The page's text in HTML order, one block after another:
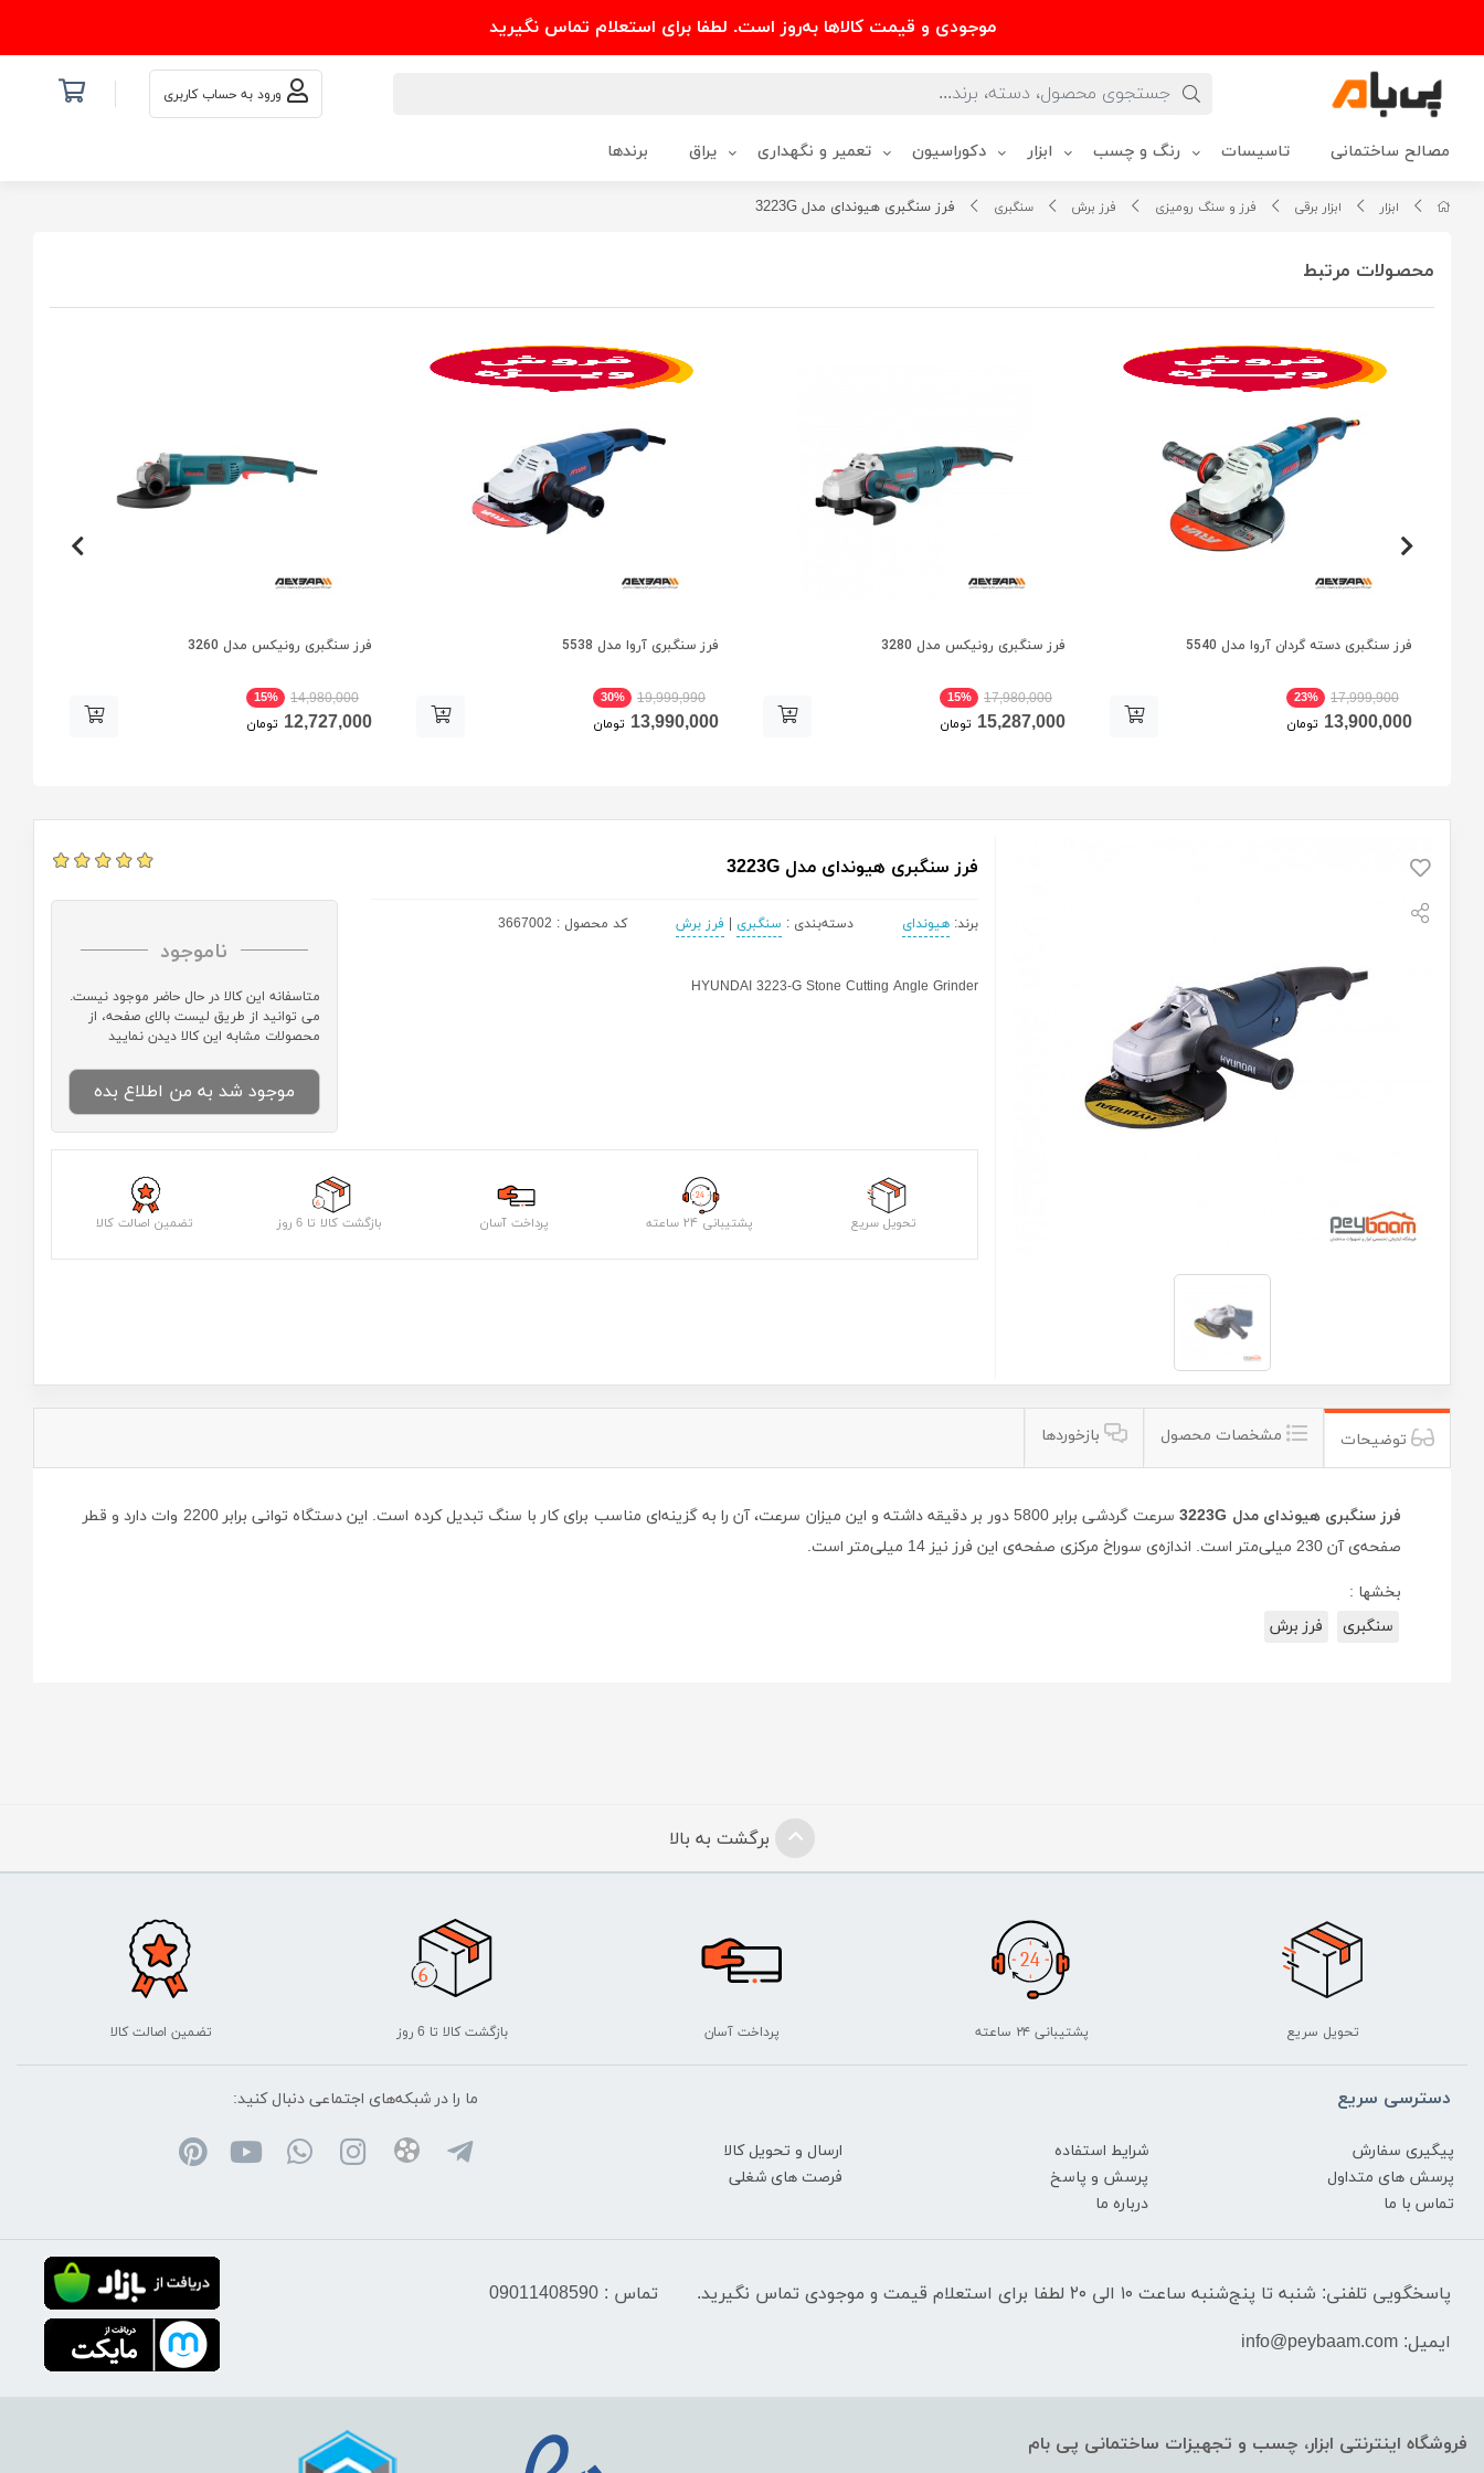
موجودی و قیمت کالاها به‌روز است. لطفا برای استعلام تماس نگیرید
ورود به حساب کاربری
مصالح ساختمانی تاسیسات رنگ و چسب ابزار دکوراسیون تعمیر و نگهداری یراق برندها
ابزار ابزار برقی فرز و سنگ رومیزی فرز برش سنگبری فرز سنگبری هیوندای مدل 3223G
محصولات مرتبط
فرز سنگبری دسته گردان آروا مدل 5540
23% 17,999,900
13,900,000 تومان
فرز سنگبری رونیکس مدل 3280
15% 17,980,000
15,287,000 تومان
فرز سنگبری آروا مدل 5538
30% 19,999,990
13,990,000 تومان
فرز سنگبری رونیکس مدل 3260
15% 14,980,000
12,727,000 تومان
فرز سنگبری هیوندای مدل 3223G
برند:هیوندای دسته‌بندی : سنگبری فرز برش کد محصول : 3667002
HYUNDAI 3223-G Stone Cutting Angle Grinder
ناموجود
متاسفانه این کالا در حال حاضر موجود نیست.
می توانید از طریق لیست بالای صفحه، از
محصولات مشابه این کالا دیدن نمایید
موجود شد به من اطلاع بده
تحویل سریع پشتیبانی ۲۴ ساعته پرداخت آسان بازگشت کالا تا 6 روز تضمین اصالت کالا
توضیحات مشخصات محصول بازخوردها
فرز سنگبری هیوندای مدل 3223G
سرعت گردشی برابر 5800 دور بر دقیقه داشته و این میزان سرعت، آن را به گزینه‌ای مناسب برای کار با سنگ تبدیل کرده است. این دستگاه توانی برابر 2200 وات دارد و قطر
صفحه‌ی آن 230 میلی‌متر است. اندازه‌ی سوراخ مرکزی صفحه‌ی این فرز نیز 14 میلی‌متر است.
بخشها :
سنگبری
فرز برش
برگشت به بالا
تحویل سریع پشتیبانی ۲۴ ساعته پرداخت آسان بازگشت کالا تا 6 روز تضمین اصالت کالا
دسترسی سریع
پیگیری سفارش شرایط استفاده
ارسال و تحویل کالا
پرسش های متداول
پرسش و پاسخ
فرصت های شغلی
تماس با ما
درباره ما
ما را در شبکه‌های اجتماعی دنبال کنید:
پاسخگویی تلفنی: شنبه تا پنج‌شنبه ساعت ۱۰ الی ۲۰ لطفا برای استعلام قیمت‌ و موجودی تماس نگیرید.
تماس : 09011408590
ایمیل: info@peybaam.com
فروشگاه اینترنتی ابزار، چسب و تجهیزات ساختمانی پی بام